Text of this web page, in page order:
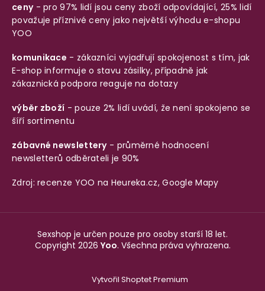
ceny- pro 97% lidí jsou ceny zboží odpovídající, 25% lidí
považuje příznivé ceny jako největší výhodu e-shopu
YOO
komunikace - zákazníci vyjadřují spokojenost s tím, jak
E-shop informuje o stavu zásilky, případně jak
zákaznická podpora reaguje na dotazy
výběr zboží - pouze 2% lidí uvádí, že není spokojeno se
šíří sortimentu
zábavné newslettery- průměrné hodnocení
newsletterů odběrateli je 90%
Zdroj: recenze YOO na Heureka.cz,Google Mapy
Vytvořil Shoptet Premium
Sexshop je určen pouze pro osoby starší 18 let.
Copyright 2026 Yoo. Všechna práva vyhrazena.